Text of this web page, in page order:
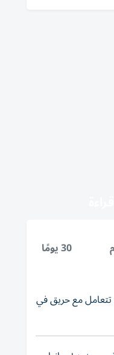
30 يومًا
مع حريق في